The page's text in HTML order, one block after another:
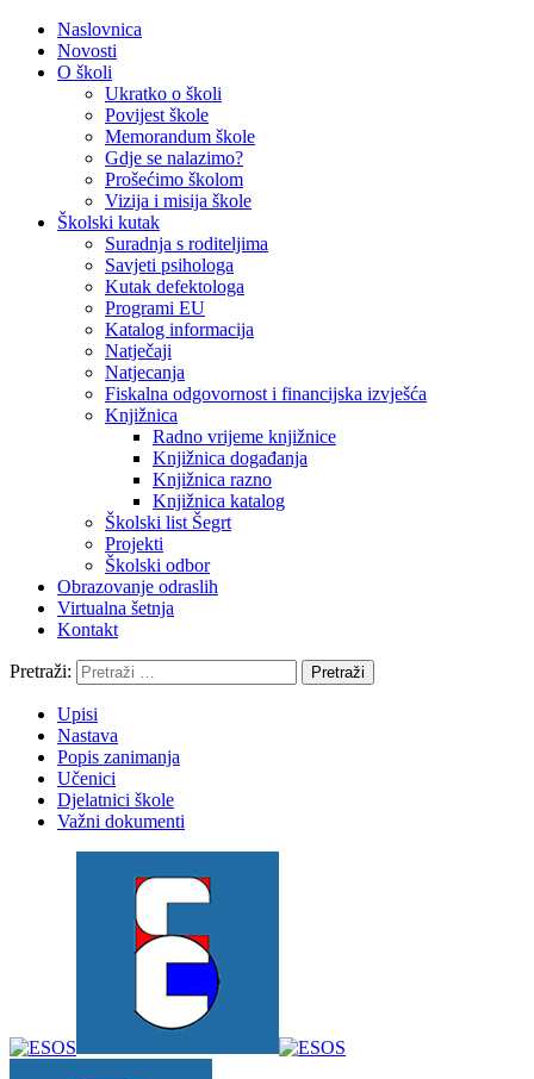
Naslovnica
Novosti
O školi
Ukratko o školi
Povijest škole
Memorandum škole
Gdje se nalazimo?
Prošećimo školom
Vizija i misija škole
Školski kutak
Suradnja s roditeljima
Savjeti psihologa
Kutak defektologa
Programi EU
Katalog informacija
Natječaji
Natjecanja
Fiskalna odgovornost i financijska izvješća
Knjižnica
Radno vrijeme knjižnice
Knjižnica događanja
Knjižnica razno
Knjižnica katalog
Školski list Šegrt
Projekti
Školski odbor
Obrazovanje odraslih
Virtualna šetnja
Kontakt
Pretraži:
Upisi
Nastava
Popis zanimanja
Učenici
Djelatnici škole
Važni dokumenti